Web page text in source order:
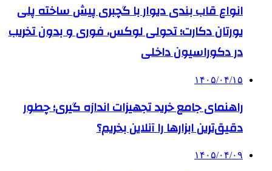
انواع قاب بندی دیوار با گچبری پیش ساخته پلی
یورتان دکارت؛ تحولی لوکس، فوری و بدون تخریب
در دکوراسیون داخلی
۱۴۰۵/۰۴/۱۵
راهنمای جامع خرید تجهیزات اندازه گیری؛ چطور
دقیق‌ترین ابزارها را آنلاین بخریم؟
۱۴۰۵/۰۴/۰۹